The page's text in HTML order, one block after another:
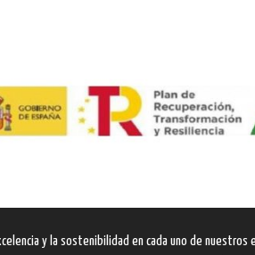
y la sostenibilidad en cada uno de nuestros